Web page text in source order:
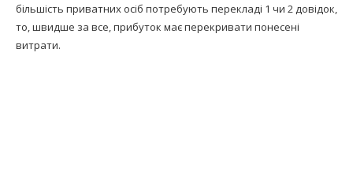
більшість приватних осіб потребують перекладі 1 чи 2 довідок,
то, швидше за все, прибуток має перекривати понесені
витрати.